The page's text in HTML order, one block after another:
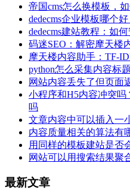
帝国cms怎么换模板，
dedecms企业模板哪个
dedecms建站教程：如
码迷SEO：解密摩天楼
摩天楼内容助手：TF-
python怎么采集内容标
网站内容丢失了但页面
小程序和H5内容冲突
吗
文章内容中可以插入一
内容质量相关的算法有
用同样的模板建站是否
网站可以用搜索结果聚
最新文章